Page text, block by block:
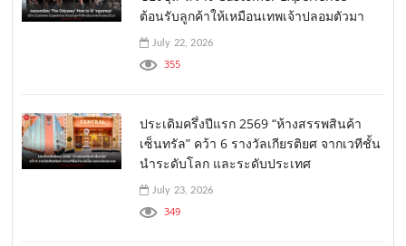
ต้อนรับลูกค้าให้เหมือนเทพเจ้าปลอมตัวมา
July 22, 2026
355
ประเดิมครึ่งปีแรก 2569 “ห้างสรรพสินค้า
เซ็นทรัล” คว้า 6 รางวัลเกียรติยศ จากเวทีชั้น
นำระดับโลก และระดับประเทศ
July 23, 2026
349